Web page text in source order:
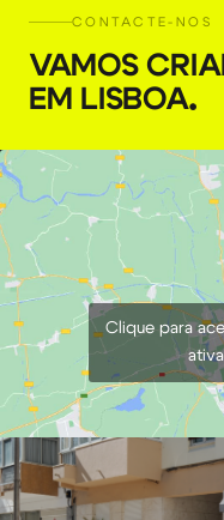
CONTACTE-NOS
VAMOS
EM LISBOA.
Clique para